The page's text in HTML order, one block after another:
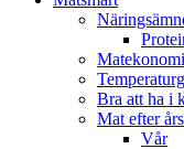
Matekonomi
Bra att ha i
Mat efter
Vår